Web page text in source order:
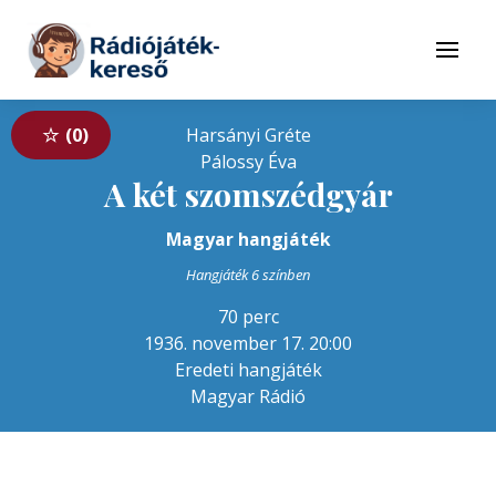
Tovább a tartalomhoz
Menü
0
Harsányi Gréte
Pálossy Éva
A két szomszédgyár
Magyar hangjáték
Hangjáték 6 színben
70 perc
1936. november 17. 20:00
Eredeti hangjáték
Magyar Rádió